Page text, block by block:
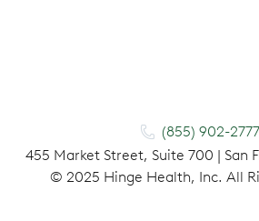
(855) 902-2777
455 Market Street, Suite 700 | San
© 2025 Hinge Health, Inc. All